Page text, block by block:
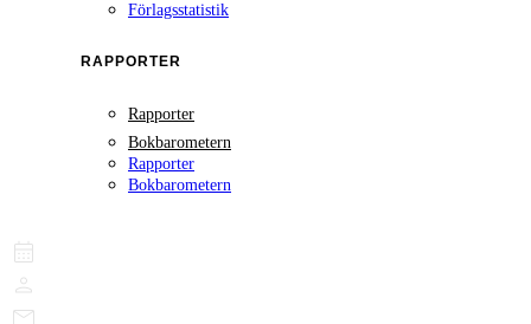
Förlagsstatistik
RAPPORTER
Rapporter
Bokbarometern
Rapporter
Bokbarometern